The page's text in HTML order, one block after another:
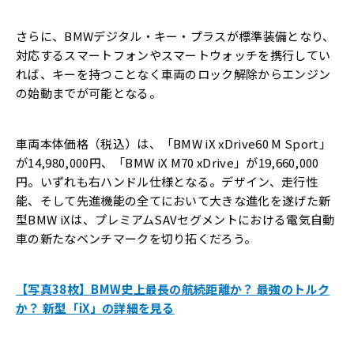
さらに、BMWデジタル・キー・プラスが標準装備となり、
対応するスマートフォンやスマートウォッチを携行してい
れば、キーを持つことなく車両のロック解除からエンジン
の始動までが可能となる。
車両本体価格（税込）は、「BMW iX xDrive60 M Sport」
が14,980,000円、「BMW iX M70 xDrive」が19,660,000
円。いずれも右ハンドル仕様となる。デザイン、走行性
能、そして先進機能の全てにおいて大きな進化を遂げた新
型BMW iXは、プレミアムSAVセグメントにおける電気自動
車の新たなベンチマークを切り拓くだろう。
【写真38枚】BMW史上最長の航続距離か？ 最強のトルク
か？ 新型「iX」の詳細を見る